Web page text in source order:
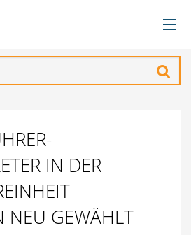
IN DER
NEU GEWÄHLT